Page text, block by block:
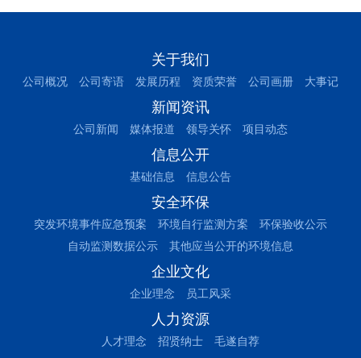
关于我们
公司概况 公司寄语 发展历程 资质荣誉 公司画册 大事记
新闻资讯
公司新闻 媒体报道 领导关怀 项目动态
信息公开
基础信息 信息公告
安全环保
突发环境事件应急预案 环境自行监测方案
环保验收公示
自动监测数据公示
其他应当公开的环境信息
企业文化
企业理念 员工风采
人力资源
人才理念 招贤纳士 毛遂自荐